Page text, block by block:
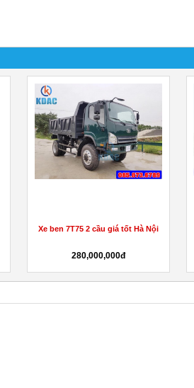
Xe ben 7T75 2 cầu giá tốt Hà Nội
280,000,000đ